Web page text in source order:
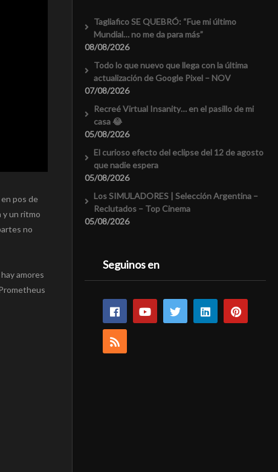
pos de
y un ritmo
no
amores
Tagliafico SE QUEBRÓ: “Fue mi último
Mundial… no me da para más”
08/08/2026
Todo lo que nuevo que llega con la última
actualización de Google Pixel – NOV
07/08/2026
Recreé Virtual Insanity… en el pasillo de mi
casa 😂
05/08/2026
El curioso efecto del eclipse del 12 de agosto
que nadie espera
05/08/2026
Los SIMULADORES | Selección Argentina –
Reclutados – Top Cinema
05/08/2026
Seguinos en